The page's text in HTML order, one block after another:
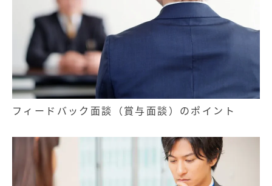
フィードバック面談（賞与面談）のポイント